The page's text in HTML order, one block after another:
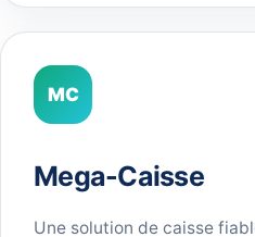
MC
Mega-Caisse
Une solution de caisse